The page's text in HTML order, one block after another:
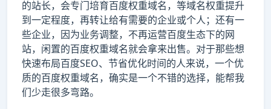
的站长，会专门培育百度权重域名，等域名权重提升
到一定程度，再转让给有需要的企业或个人；还有一
些企业，因为业务调整，不再运营百度生态下的网
站，闲置的百度权重域名就会拿来出售。对于那些想
快速布局百度SEO、节省优化时间的人来说，一个优
质的百度权重域名，确实是一个不错的选择，能帮我
们少走很多弯路。